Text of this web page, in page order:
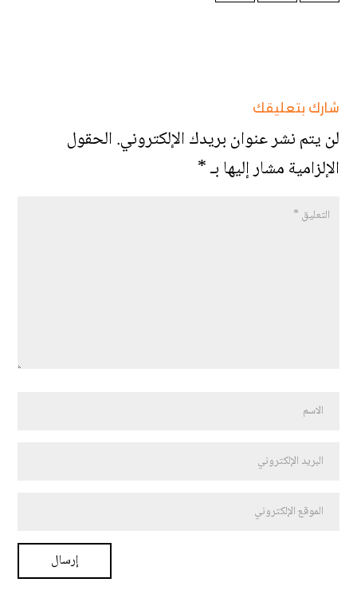
شارك بتعليقك
لن يتم نشر عنوان بريدك الإلكتروني.الحقول
الإلزامية مشار إليها بـ*